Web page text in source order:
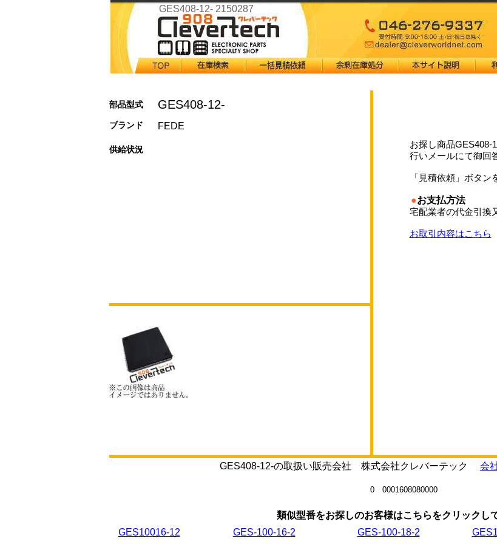
GES408-12- 2150287
部品型式 GES408-12-
ブランド FEDE
供給状況
お探し商品GES408-
行いメールにて御回
「見積依頼」ボタン
●お支払方法
宅配業者の代金引換
お取引内容はこちら
GES408-12-の取扱い販売会社 株式会社クレバーテック 会
0 0001608080000
類似型番をお探しのお客様はこちらをクリックし
GES10016-12
GES-100-16-2 GES-100-18-2